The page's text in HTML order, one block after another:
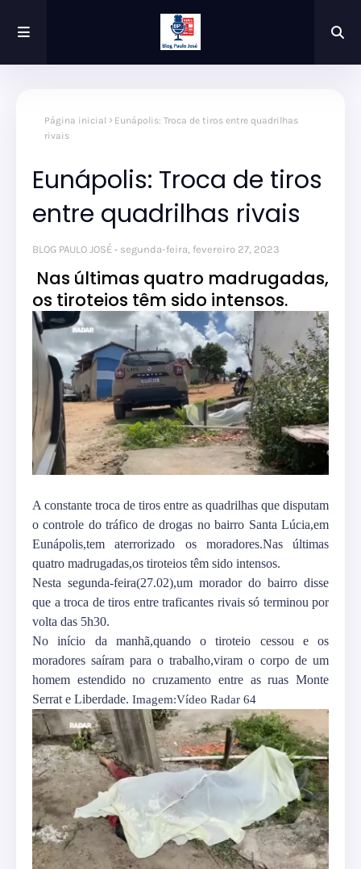
Página inicial
Eunápolis: Troca de tiros entre quadrilhas
rivais
Eunápolis: Troca de tiros
entre quadrilhas rivais
BLOG PAULO JOSÉ segunda-feira, fevereiro 27, 2023
Nas últimas quatro madrugadas,
os tiroteios têm sido intensos.
A constante troca de tiros entre as quadrilhas que disputam
o controle do tráfico de drogas no bairro Santa Lúcia,em
Eunápolis,tem aterrorizado os moradores.Nas últimas
quatro madrugadas,os tiroteios têm sido intensos.
Nesta segunda-feira(27.02),um morador do bairro disse
que a troca de tiros entre traficantes rivais só terminou por
volta das 5h30.
No início da manhã,quando o tiroteio cessou e os
moradores saíram para o trabalho,viram o corpo de um
homem estendido no cruzamento entre as ruas Monte
Serrat e Liberdade. Imagem:Vídeo Radar 64